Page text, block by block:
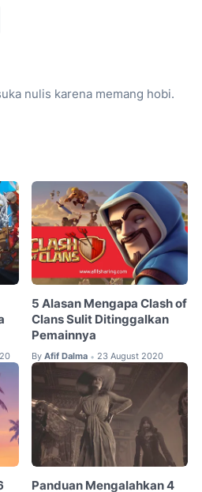
nulis karena memang hobi.
5 Alasan Mengapa Clash of
Clans Sulit Ditinggalkan
Pemainnya
By Afif Dalma • 23 August 2020
Panduan Mengalahkan 4